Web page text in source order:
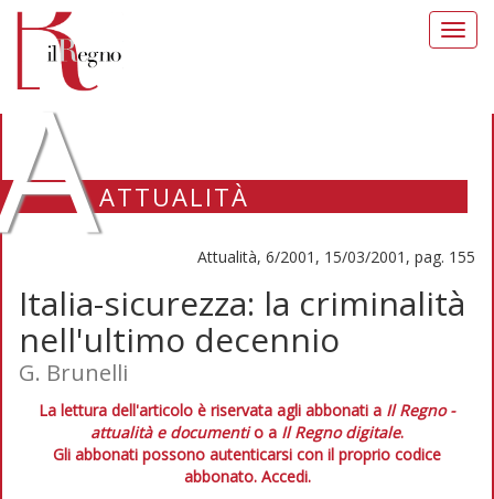
ATTUALITÀ
Attualità, 6/2001, 15/03/2001, pag. 155
Italia-sicurezza: la criminalità
nell'ultimo decennio
G. Brunelli
La lettura dell'articolo è riservata agli abbonati a Il Regno -
attualità e documentio a Il Regno digitale.
Gli abbonati possono autenticarsi con il proprio codice
abbonato. Accedi.